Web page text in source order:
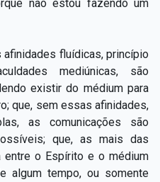
não estou fazendo um
fluídicas, princípio
mediúnicas, são
existir do médium para
que, sem essas afinidades,
as comunicações são
que, as mais das
o Espírito e o médium
algum tempo, ou somente